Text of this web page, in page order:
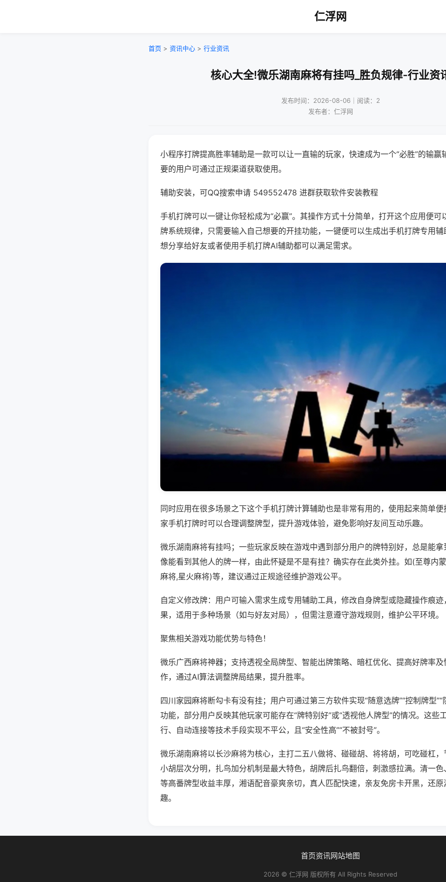
仁浮网
首页 > 资讯中心 > 行业资讯
核心大全!微乐湖南麻将有挂吗_胜负规律-行业资
发布时间：2026-08-06｜阅读：2
发布者：仁浮网
小程序打牌提高胜率辅助是一款可以让一直输的玩家，快速成为一个“必胜”的输赢
要的用户可通过正规渠道获取使用。
辅助安装，可QQ搜索申请 549552478 进群获取软件安装教程
手机打牌可以一键让你轻松成为“必赢”。其操作方式十分简单，打开这个应用便可
牌系统规律，只需要输入自己想要的开挂功能，一键便可以生成出手机打牌专用
想分享给好友或者使用手机打牌AI辅助都可以满足需求。
同时应用在很多场景之下这个手机打牌计算辅助也是非常有用的，使用起来简单
家手机打牌时可以合理调整牌型，提升游戏体验，避免影响好友间互动乐趣。
微乐湖南麻将有挂吗；一些玩家反映在游戏中遇到部分用户的牌特别好，总是能
像能看到其他人的牌一样，由此怀疑是不是有挂？确实存在此类外挂。如(至尊内
麻将,星火麻将)等，建议通过正规途径维护游戏公平。
自定义修改牌：用户可输入需求生成专用辅助工具，修改自身牌型或隐藏操作痕迹
果，适用于多种场景（如与好友对局），但需注意遵守游戏规则，维护公平环境。
聚焦相关游戏功能优势与特色！
微乐广西麻将神器；支持透视全局牌型、智能出牌策略、暗杠优化、提高好牌率
作，通过AI算法调整牌局结果，提升胜率。
四川家园麻将断勾卡有没有挂；用户可通过第三方软件实现“随意选牌”“控制牌型”“
功能，部分用户反映其他玩家可能存在“牌特别好”或“透视他人牌型”的情况。这些
行、自动连接等技术手段实现不平公，且“安全性高”“不被封号”。
微乐湖南麻将以长沙麻将为核心，主打二五八做将、碰碰胡、将将胡，可吃碰杠，
小胡层次分明，扎鸟加分机制是最大特色，胡牌后扎鸟翻倍，刺激感拉满。清一
等高番牌型收益丰厚，湘语配音豪爽亲切，真人匹配快速，亲友免房卡开黑，还原
趣。
首页资讯网站地图
2026 © 仁浮网 版权所有 All Rights Reserved